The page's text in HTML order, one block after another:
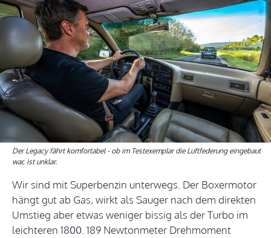
Der Legacy fährt komfortabel - ob im Testexemplar die Luftfederung eingebaut
war, ist unklar.
Wir sind mit Superbenzin unterwegs. Der Boxermotor
hängt gut ab Gas, wirkt als Sauger nach dem direkten
Umstieg aber etwas weniger bissig als der Turbo im
leichteren 1800. 189 Newtonmeter Drehmoment